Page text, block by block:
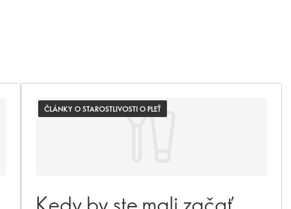
ČLÁNKY O STAROSTLIVOSTI O PLEŤ